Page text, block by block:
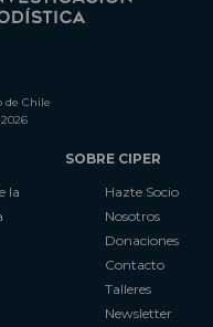
de Chile
la
SOBRE CIPER
Hazte Socio
Nosotros
Donaciones
Contacto
Talleres
Newsletter